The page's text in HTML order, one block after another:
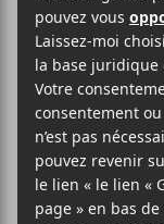
Date :
2018-02-13
Heure :
00:00
Catégorie
d’Évènement:
Spectacle